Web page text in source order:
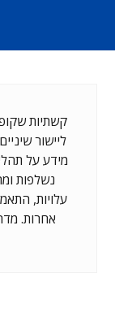
קשתיות
ליישור
מידע על
נשלפות
עלויות,
אחרות.